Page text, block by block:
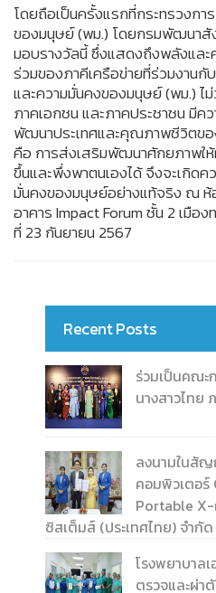
โดยถือเป็นครั้งแรกที่กระทรวงก
ของมนุษย์ (พม.) โดยกรมพัฒนาสั
มอบรางวัลนี้ ซึ่งแสดงถึงพลังแล
ร่วมของภาคีเครือข่ายที่ร่วมงาน
และความมั่นคงของมนุษย์ (พม.) ไ
ภาคเอกชน และภาคประชาชน มี
พัฒนาประเทศและคุณภาพชีวิตขอ
คือ การส่งเสริมพัฒนาศักยภาพ
ขึ้นและพึ่งพาตนเองได้ จึงจะเกิด
มั่นคงของมนุษย์อย่างแท้จริง ณ
อาคาร Impact Forum ชั้น 2 เมือ
ที่ 23 กันยายน 2567
Recent Posts
ร่วมเป็นคณะ
นางสาวไทย
ลงนามในสัญ
คอมพิวเตอร์
Portable
ซิสเต็มส์ (ประเทศไทย) จำกั
โรงพยาบาล
ตรวจและผ่า